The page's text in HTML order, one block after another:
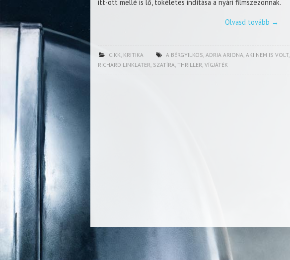
itt-ott mellé is lő, tökéletes indítása a nyári filmszezonnak.
Olvasd tovább →
CIKK, KRITIKA A BÉRGYILKOS, ADRIA ARJONA, AKI NEM IS VOLT,
RICHARD LINKLATER, SZATÍRA, THRILLER, VÍGJÁTÉK